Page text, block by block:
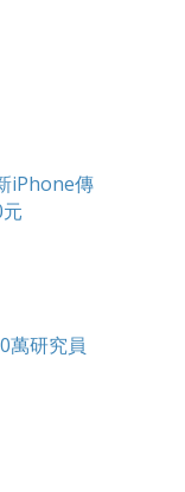
iPhone傳
萬研究員